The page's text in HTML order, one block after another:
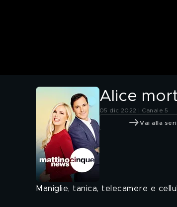
Alice
05 dic 2022 | Canale 5
Vai alla
Maniglie, tanica, telecamere e